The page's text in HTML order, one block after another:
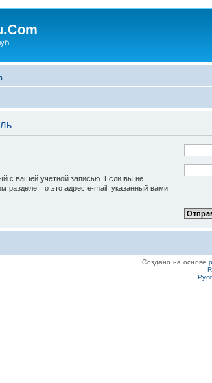
с вашей учётной записью. Если вы не
разделе, то это адрес e-mail, указанный вами
Создано на основе